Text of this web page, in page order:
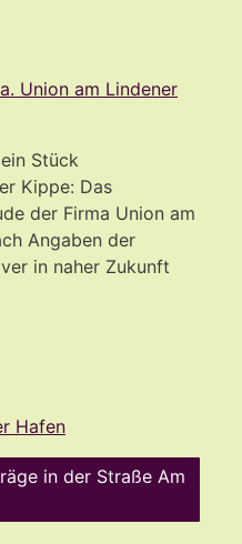
Stück
Kippe: Das
der Firma Union am
Angaben der
in naher Zukunft
Hafen
in der Straße Am